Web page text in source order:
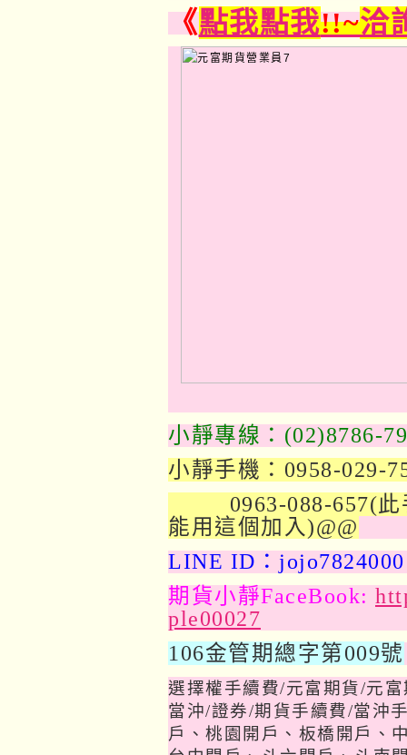
《點我點我!!~洽
小靜專線：(02)8786-
小靜手機：0958-029-
0963-088-657(此
能用這個加入)@@
LINE ID：jojo7824000
期貨小靜FaceBook:
ple00027
106金管期總字第009號
選擇權手續費/元富期貨/元
當沖/證券/期貨手續費/當沖
戶、桃園開戶、板橋開戶、